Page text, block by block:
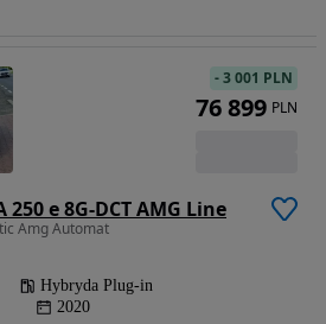
250 e 8G-DCT AMG Line
Amg Automat
Hybryda Plug-in
2020
-3 001 PLN
76 899 PLN